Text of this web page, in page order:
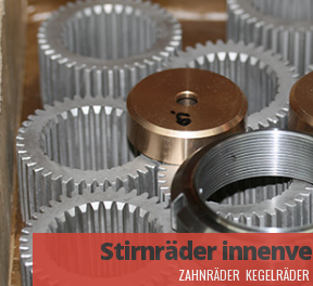
Stirnräder
ZAHNRÄDER KEGELRÄDER